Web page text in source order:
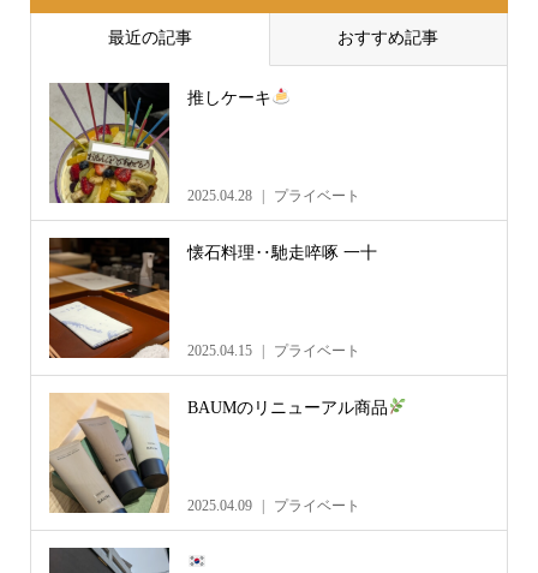
最近の記事 おすすめ記事
推しケーキ
2025.04.28 プライベート
懐石料理‥馳走啐啄 一十
2025.04.15 プライベート
BAUMのリニューアル商品
2025.04.09 プライベート